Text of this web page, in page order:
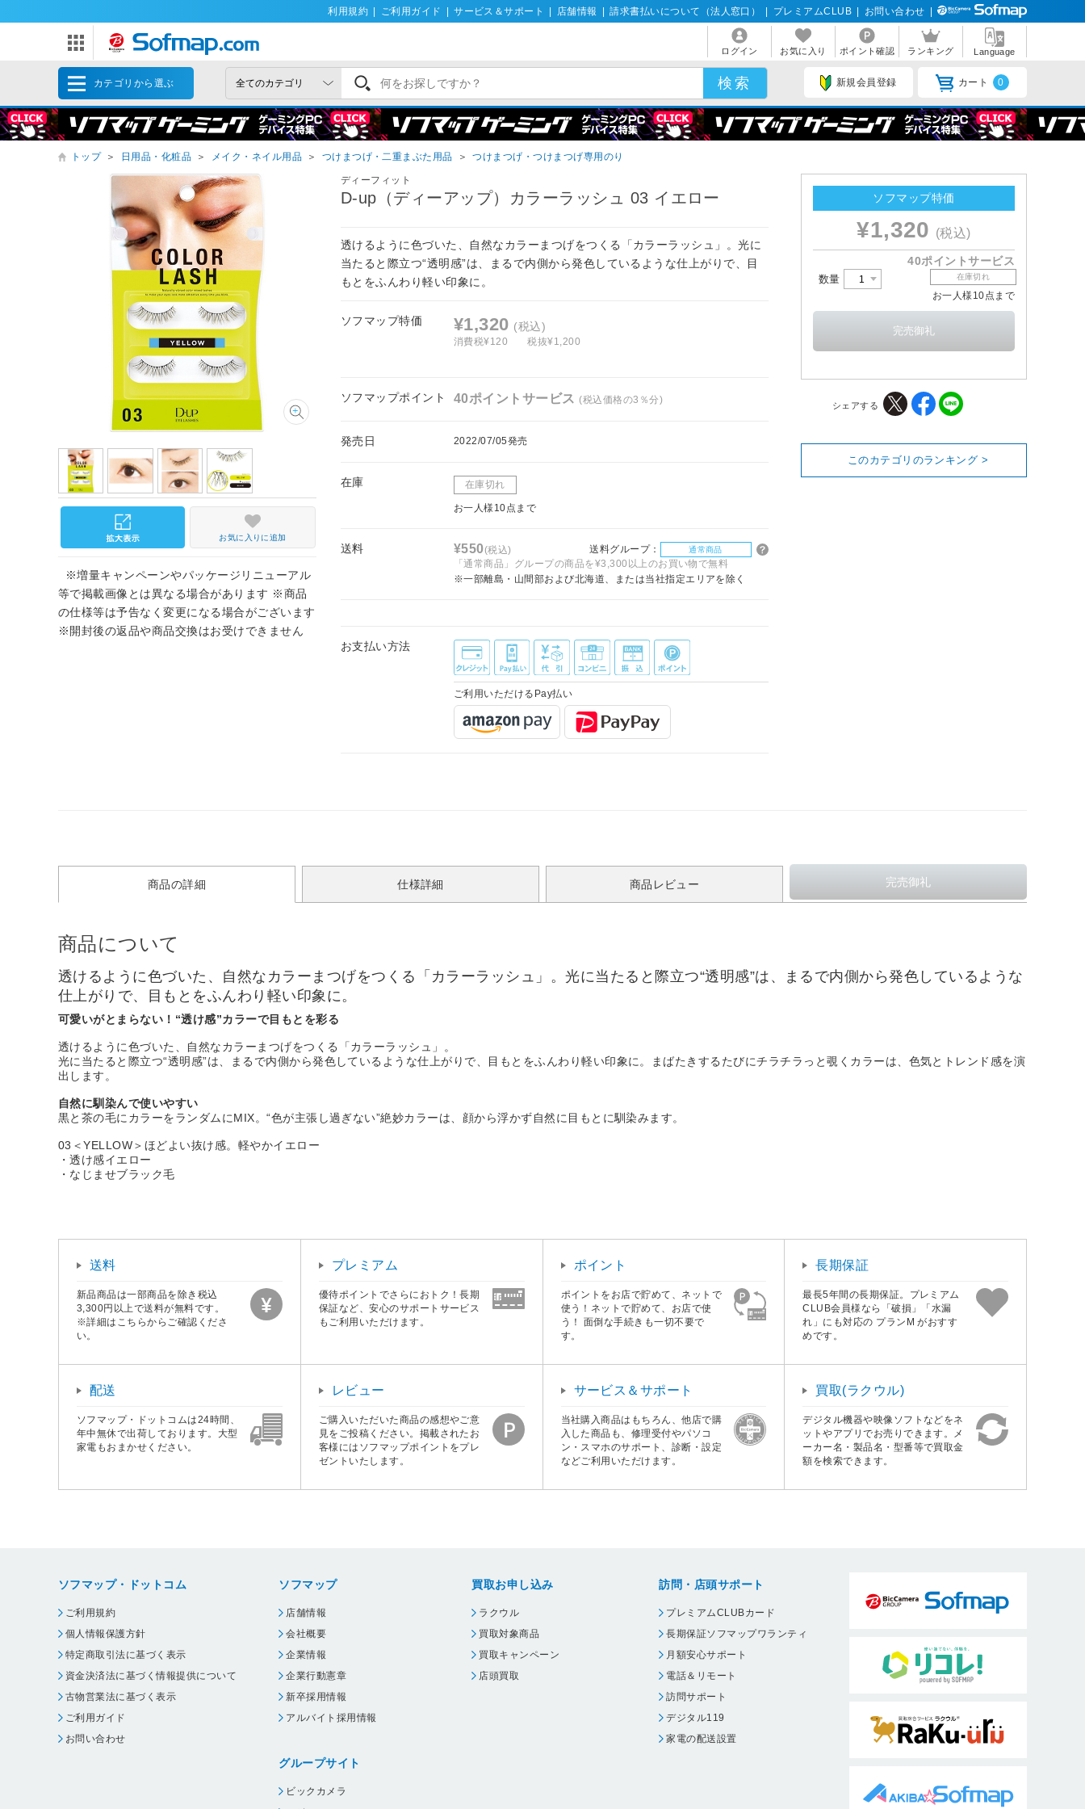
利用規約 ご利用ガイド サービス＆サポート 店舗情報 請求書払いについて（法人窓口） プレミアムCLUB お問い合わせ
ログイン お気に入り ポイント確認 ランキング Language
カテゴリから選ぶ 新規会員登録 カート 0
トップ ＞ 日用品・化粧品 ＞ メイク・ネイル用品 ＞ つけまつげ・二重まぶた用品 ＞ つけまつげ・つけまつげ専用のり
ディーフィット
D-up（ディーアップ）カラーラッシュ 03 イエロー
透けるように色づいた、自然なカラーまつげをつくる「カラーラッシュ」。光に
当たると際立つ“透明感”は、まるで内側から発色しているような仕上がりで、目
もとをふんわり軽い印象に。
ソフマップ特価 ¥1,320 (税込)
消費税¥120 税抜¥1,200
ソフマップポイント 40ポイントサービス(税込価格の3％分)
発売日 2022/07/05発売
在庫 在庫切れ
お一人様10点まで
送料 ¥550(税込) 送料グループ： 通常商品
「通常商品」グループの商品を¥3,300以上のお買い物で無料
※一部離島・山間部および北海道、または当社指定エリアを除く
お支払い方法
ご利用いただけるPay払い
お気に入りに追加
※増量キャンペーンやパッケージリニューアル
等で掲載画像とは異なる場合があります ※商品
の仕様等は予告なく変更になる場合がございます
※開封後の返品や商品交換はお受けできません
ソフマップ特価
¥1,320 (税込)
40ポイントサービス
数量 在庫切れ
お一人様10点まで
シェアする
このカテゴリのランキング >
商品の詳細 仕様詳細 商品レビュー
商品について
透けるように色づいた、自然なカラーまつげをつくる「カラーラッシュ」。光に当たると際立つ“透明感”は、まるで内側から発色しているような
仕上がりで、目もとをふんわり軽い印象に。
可愛いがとまらない！“透け感”カラーで目もとを彩る
透けるように色づいた、自然なカラーまつげをつくる「カラーラッシュ」。
光に当たると際立つ“透明感”は、まるで内側から発色しているような仕上がりで、目もとをふんわり軽い印象に。まばたきするたびにチラチラっと覗くカラーは、色気とトレンド感を演
出します。
自然に馴染んで使いやすい
黒と茶の毛にカラーをランダムにMIX。“色が主張し過ぎない”絶妙カラーは、顔から浮かず自然に目もとに馴染みます。
03＜YELLOW＞ほどよい抜け感。軽やかイエロー
・透け感イエロー
・なじませブラック毛
送料
新品商品は一部商品を除き税込
3,300円以上で送料が無料です。
※詳細はこちらからご確認くださ
い。
プレミアム
優待ポイントでさらにおトク！長期
保証など、安心のサポートサービス
もご利用いただけます。
ポイント
ポイントをお店で貯めて、ネットで
使う！ネットで貯めて、お店で使
う！ 面倒な手続きも一切不要で
す。
長期保証
最長5年間の長期保証。プレミアム
CLUB会員様なら「破損」「水漏
れ」にも対応の プランM がおすす
めです。
配送
ソフマップ・ドットコムは24時間、
年中無休で出荷しております。大型
家電もおまかせください。
レビュー
ご購入いただいた商品の感想やご意
見をご投稿ください。掲載されたお
客様にはソフマップポイントをプレ
ゼントいたします。
サービス＆サポート
当社購入商品はもちろん、他店で購
入した商品も、修理受付やパソコ
ン・スマホのサポート、診断・設定
などご利用いただけます。
買取(ラクウル)
デジタル機器や映像ソフトなどをネ
ットやアプリでお売りできます。メ
ーカー名・製品名・型番等で買取金
額を検索できます。
ソフマップ・ドットコム
ご利用規約
個人情報保護方針
特定商取引法に基づく表示
資金決済法に基づく情報提供について
古物営業法に基づく表示
ご利用ガイド
お問い合わせ
ソフマップ
店舗情報
会社概要
企業情報
企業行動憲章
新卒採用情報
アルバイト採用情報
グループサイト
ビックカメラ
買取お申し込み
ラクウル
買取対象商品
買取キャンペーン
店頭買取
訪問・店頭サポート
プレミアムCLUBカード
長期保証ソフマップワランティ
月額安心サポート
電話＆リモート
訪問サポート
デジタル119
家電の配送設置